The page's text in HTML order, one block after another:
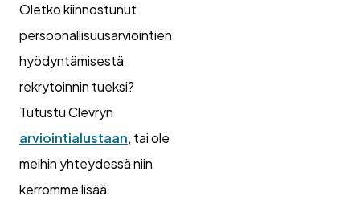
Oletko kiinnostunut
persoonallisuusarviointien
hyödyntämisestä
rekrytoinnin tueksi?
Tutustu Clevryn
arviointialustaan, tai ole
meihin yhteydessä niin
kerromme lisää.